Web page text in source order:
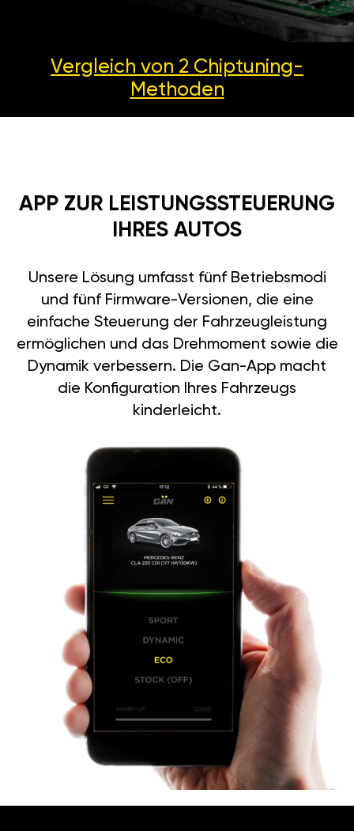
Vergleich von 2 Chiptuning-
Methoden
APP ZUR LEISTUNGSSTEUERUNG
IHRES AUTOS
Unsere Lösung umfasst fünf Betriebsmodi
und fünf Firmware-Versionen, die eine
einfache Steuerung der Fahrzeugleistung
ermöglichen und das Drehmoment sowie die
Dynamik verbessern. Die Gan-App macht
die Konfiguration Ihres Fahrzeugs
kinderleicht.